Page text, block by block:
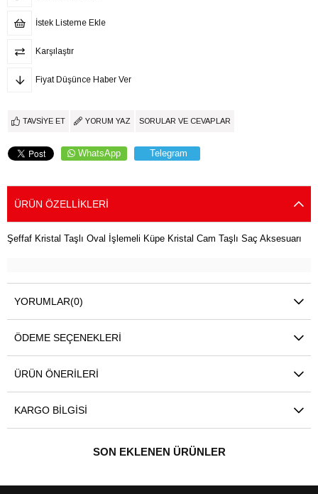
İstek Listeme Ekle
Karşılaştır
Fiyat Düşünce Haber Ver
TAVSIYE ET YORUM YAZ SORULAR VE CEVAPLAR
WhatsApp Telegram
ÜRÜN ÖZELLIKLERI
Şeffaf Kristal Taşlı Oval İşlemeli Küpe Kristal Cam Taşlı Saç Aksesuarı
YORUMLAR(0)
ÖDEME SEÇENEKLERI
ÜRÜN ÖNERILERI
KARGO BILGISI
SON EKLENEN ÜRÜNLER